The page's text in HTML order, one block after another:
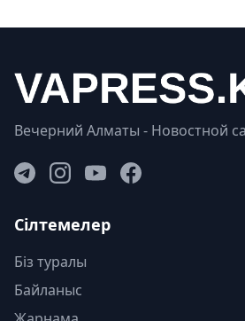
Вечерний Алматы - Новостной
Сілтемелер
Біз туралы
Байланыс